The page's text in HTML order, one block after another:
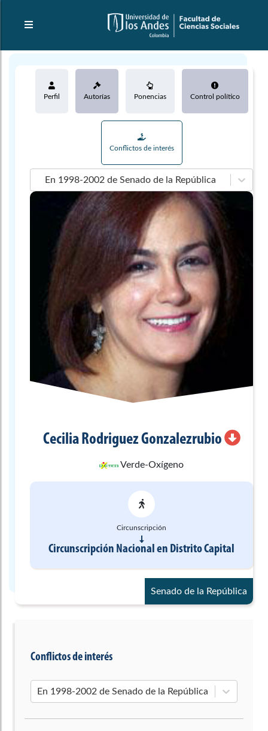
Perfil Autorías Ponencias Control político
Conflictos de interés
En 1998-2002 de Senado de la República
Cecilia Rodriguez Gonzalezrubio
Verde-Oxígeno
Circunscripción
Circunscripción Nacional en Distrito Capital
Senado de la República
Conflictos de interés
En 1998-2002 de Senado de la República